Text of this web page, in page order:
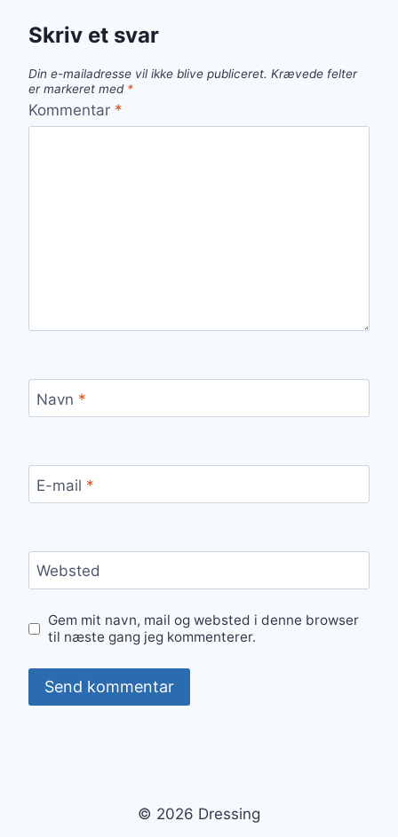
Skriv et svar
Din e-mailadresse vil ikke blive publiceret. Krævede felter
er markeret med *
Kommentar *
Navn *
E-mail *
Websted
Gem mit navn, mail og websted i denne browser
til næste gang jeg kommenterer.
© 2026 Dressing